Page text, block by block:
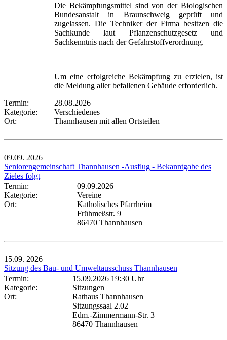
Die Bekämpfungsmittel sind von der Biologischen
Bundesanstalt in Braunschweig geprüft und
zugelassen. Die Techniker der Firma besitzen die
Sachkunde laut Pflanzenschutzgesetz und
Sachkenntnis nach der Gefahrstoffverordnung.
Um eine erfolgreiche Bekämpfung zu erzielen, ist
die Meldung aller befallenen Gebäude erforderlich.
Termin:
28.08.2026
Kategorie:
Verschiedenes
Ort:
Thannhausen mit allen Ortsteilen
09.09. 2026
Seniorengemeinschaft Thannhausen -Ausflug - Bekanntgabe des
Zieles folgt
Termin:
09.09.2026
Kategorie:
Vereine
Ort:
Katholisches Pfarrheim
Frühmeßstr. 9
86470 Thannhausen
15.09. 2026
Sitzung des Bau- und Umweltausschuss Thannhausen
Termin:
15.09.2026 19:30 Uhr
Kategorie:
Sitzungen
Ort:
Rathaus Thannhausen
Sitzungssaal 2.02
Edm.-Zimmermann-Str. 3
86470 Thannhausen